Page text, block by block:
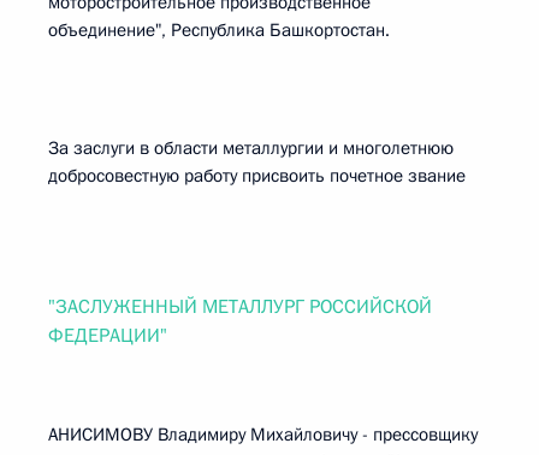
объединение", Республика Башкортостан.
За заслуги в области металлургии и многолетнюю
добросовестную работу присвоить почетное звание
"ЗАСЛУЖЕННЫЙ МЕТАЛЛУРГ РОССИЙСКОЙ
ФЕДЕРАЦИИ"
АНИСИМОВУ Владимиру Михайловичу - прессовщику